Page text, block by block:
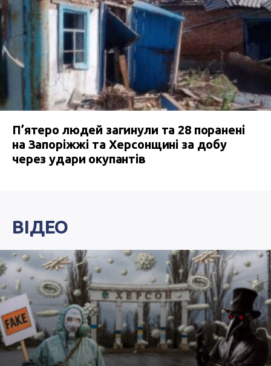
П’ятеро людей загинули та 28 поранені
на Запоріжжі та Херсонщині за добу
через удари окупантів
ВІДЕО